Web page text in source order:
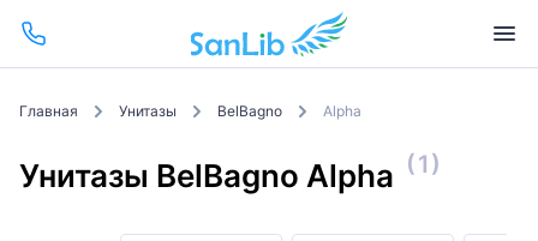
Главная Унитазы BelBagno Alpha
Унитазы BelBagno Alpha (1)